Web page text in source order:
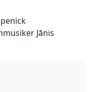
Jānis